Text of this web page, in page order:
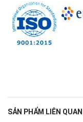
SẢN PHẨM LIÊN